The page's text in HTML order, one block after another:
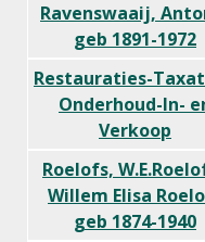
Ravenswaaij,
geb 1891-1972
Restauraties-
Onderhoud-In-
Verkoop
Roelofs,
Willem Elisa
geb 1874-1940